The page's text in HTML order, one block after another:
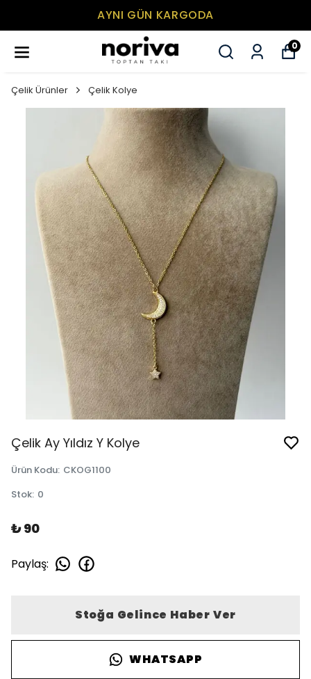
MİNİMUM SEPET TUTARI 500₺
0
Çelik Ürünler Çelik Kolye
Çelik Ay Yıldız Y Kolye
Ürün Kodu: CKOG1100
Stok: 0
₺ 90
Paylaş:
Stoğa Gelince Haber Ver
WHATSAPP